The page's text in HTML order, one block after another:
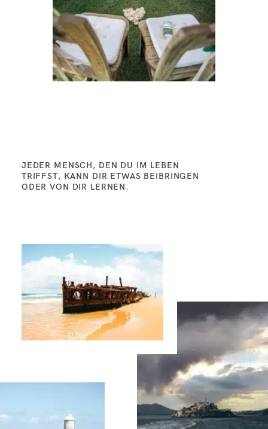
JEDER MENSCH, DEN DU IM LEBEN
TRIFFST, KANN DIR ETWAS BEIBRINGEN
ODER VON DIR LERNEN.